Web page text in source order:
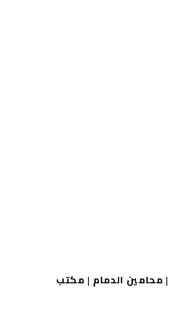
| محامين الدمام | مكتب